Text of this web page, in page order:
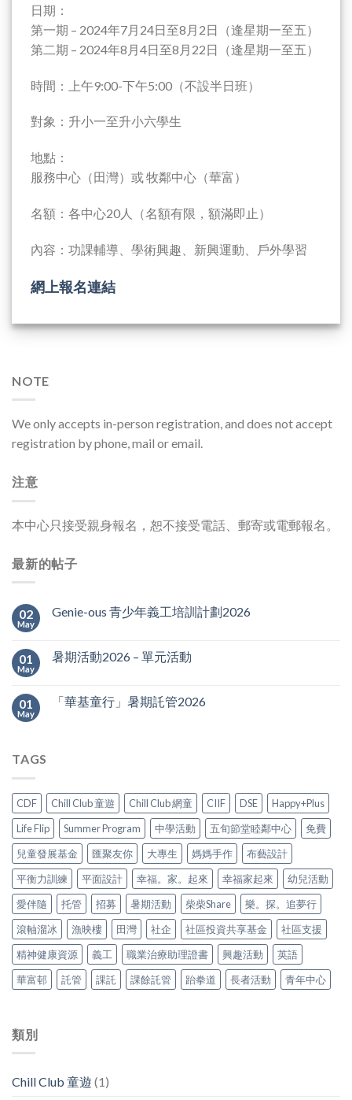
日期：
第一期 – 2024年7月24日至8月2日（逢星期一至五）
第二期 – 2024年8月4日至8月22日（逢星期一至五）
時間：上午9:00-下午5:00（不設半日班）
對象：升小一至升小六學生
地點：
服務中心（田灣）或 牧鄰中心（華富）
名額：各中心20人（名額有限，額滿即止）
內容：功課輔導、學術興趣、新興運動、戶外學習
網上報名連結
NOTE
We only accepts in-person registration, and does not accept
registration by phone, mail or email.
注意
本中心只接受親身報名，恕不接受電話、郵寄或電郵報名。
最新的帖子
02
May
Genie-ous 青少年義工培訓計劃2026
01
May
暑期活動2026 – 單元活動
01
May
「華基童行」暑期託管2026
TAGS
CDF Chill Club 童遊 Chill Club 網童 CIIF DSE
Happy+Plus
Life Flip
Summer Program 中學活動 五旬節堂睦鄰中心
免費
兒童發展基金
匯聚友你 大專生 媽媽手作
布藝設計
平衡力訓練
平面設計 幸福。家。起來 幸福家起來
幼兒活動
愛伴隨
托管 招募 暑期活動 柴柴Share
樂。探。追夢行
滾軸溜冰
漁映樓 田灣 社企 社區投資共享基金
社區支援
精神健康資源
義工 職業治療助理證書 興趣活動
英語
華富邨
託管 課託 課餘託管 跆拳道 長者活動 青年中心
類別
Chill Club 童遊 (1)